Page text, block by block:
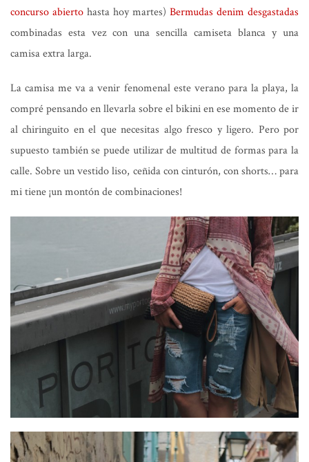
concurso abierto hasta hoy martes) Bermudas denim desgastadas
combinadas esta vez con una sencilla camiseta blanca y una
camisa extra larga.
La camisa me va a venir fenomenal este verano para la playa, la
compré pensando en llevarla sobre el bikini en ese momento de ir
al chiringuito en el que necesitas algo fresco y ligero. Pero por
supuesto también se puede utilizar de multitud de formas para la
calle. Sobre un vestido liso, ceñida con cinturón, con shorts… para
mi tiene ¡un montón de combinaciones!